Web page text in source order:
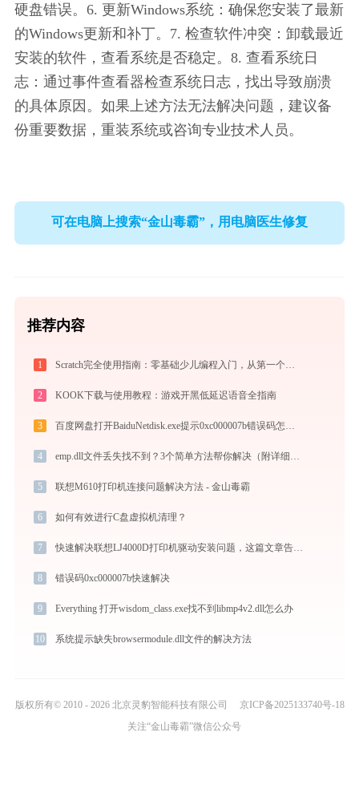
硬盘错误。6. 更新Windows系统：确保您安装了最新
的Windows更新和补丁。7. 检查软件冲突：卸载最近
安装的软件，查看系统是否稳定。8. 查看系统日
志：通过事件查看器检查系统日志，找出导致崩溃
的具体原因。如果上述方法无法解决问题，建议备
份重要数据，重装系统或咨询专业技术人员。
可在电脑上搜索“金山毒霸”，用电脑医生修复
推荐内容
1
2 KOOK下载与使用教程：游戏开黑低延迟语音全指南
3
4
5 联想M610打印机连接问题解决方法 - 金山毒霸
6 如何有效进行C盘虚拟机清理？
7 快速解决联想LJ4000D打印机驱动安装问题，这篇文章告诉你方法
8 错误码0xc000007b快速解决
9 Everything 打开wisdom_class.exe找不到libmp4v2.dll怎么办
10 系统提示缺失browsermodule.dll文件的解决方法
版权所有© 2010 - 2026 北京灵豹智能科技有限公司
京ICP备2025133740号-18
关注“金山毒霸”微信公众号